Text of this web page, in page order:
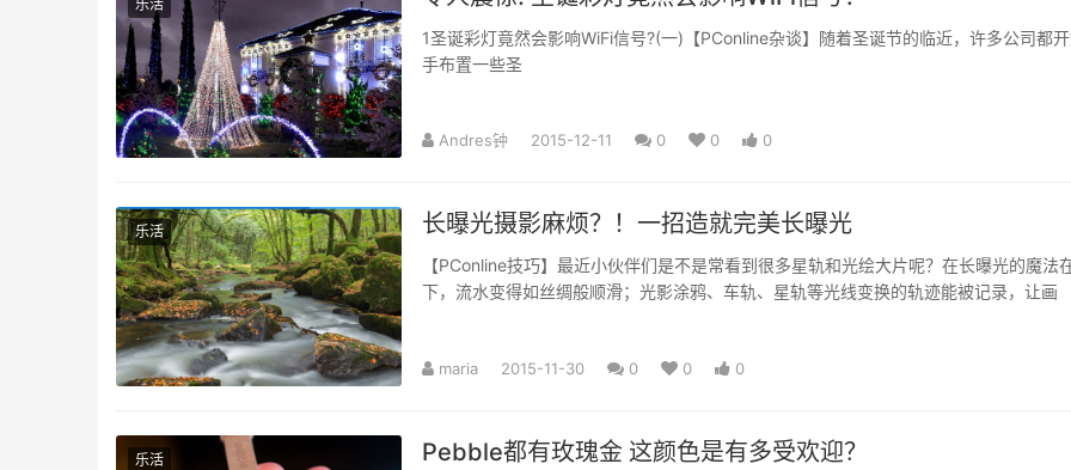
乐活
1圣诞彩灯竟然会影响WiFi信号?(一)【PConline杂谈】随着圣诞节的临近，许多公司都
手布置一些圣
Andres钟 2015-12-11 0 0 0
乐活 长曝光摄影麻烦？！一招造就完美长曝光
【PConline技巧】最近小伙伴们是不是常看到很多星轨和光绘大片呢？在长曝光的魔法
下，流水变得如丝绸般顺滑；光影涂鸦、车轨、星轨等光线变换的轨迹能被记录，让画
maria 2015-11-30 0 0 0
乐活 Pebble都有玫瑰金 这颜色是有多受欢迎？